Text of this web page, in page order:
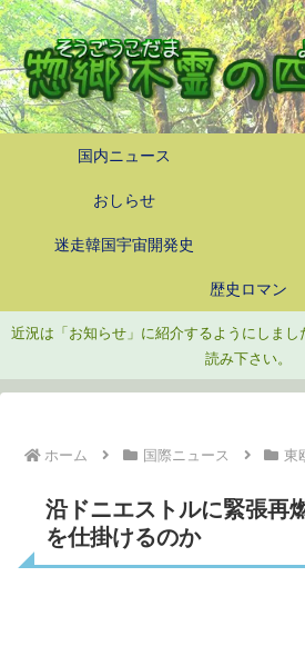
国内ニュース
おしらせ
迷走韓国宇宙開発史
歴史ロマン
近況は「お知らせ」に紹介するようにしま
読み下さい。
ホーム 国際ニュース 東
沿ドニエストルに緊張
を仕掛けるのか